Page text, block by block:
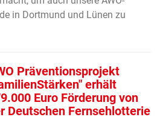
in Dortmund und Lünen zu
Präventionsprojekt
erhält
Euro Förderung von
Deutschen Fernsehlotterie